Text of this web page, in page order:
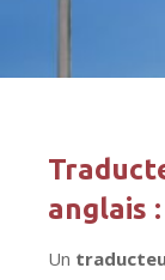
anglais
Un